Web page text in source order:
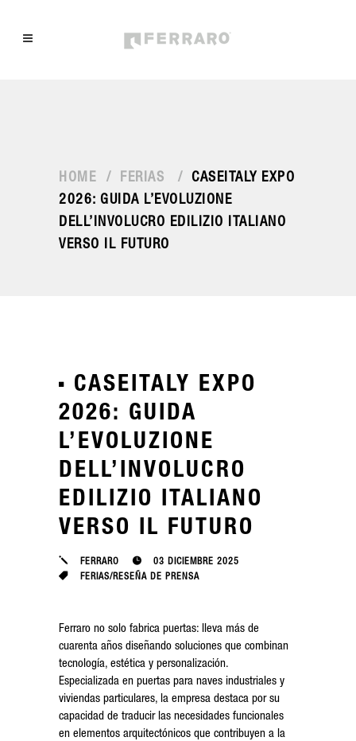
HOME / FERIAS /
CASEITALY EXPO
2026: GUIDA L’EVOLUZIONE
DELL’INVOLUCRO EDILIZIO ITALIANO
VERSO IL FUTURO
CASEITALY EXPO
2026: GUIDA
L’EVOLUZIONE
DELL’INVOLUCRO
EDILIZIO ITALIANO
VERSO IL FUTURO
FERRARO
03 DICIEMBRE 2025
FERIAS/RESEÑA DE PRENSA
Ferraro no solo fabrica puertas: lleva más de
cuarenta años diseñando soluciones que combinan
tecnología, estética y personalización.
Especializada en puertas para naves industriales y
viviendas particulares, la empresa destaca por su
capacidad de traducir las necesidades funcionales
en elementos arquitectónicos que contribuyen a la